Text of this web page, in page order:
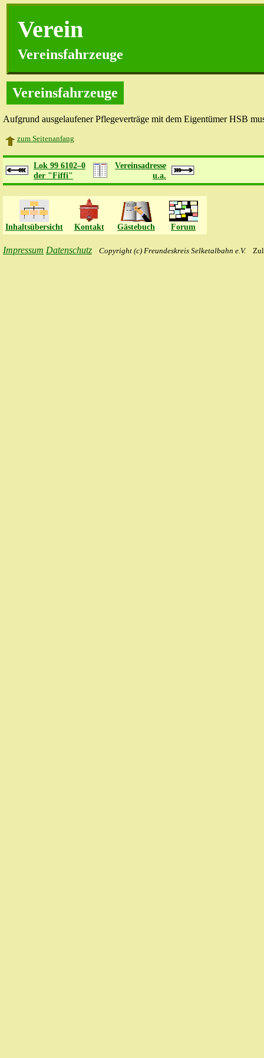
Verein
Vereinsfahrzeuge
Vereinsfahrzeuge
Aufgrund ausgelaufener Pflegeverträge mit dem Eigentümer HSB
zum Seitenanfang
Lok 99 6102–0
der "Fiffi"
Vereinsadresse
u.a.
Inhaltsübersicht Kontakt Gästebuch Forum
Impressum Datenschutz Copyright (c) Freundeskreis Selketalbahn e.V.